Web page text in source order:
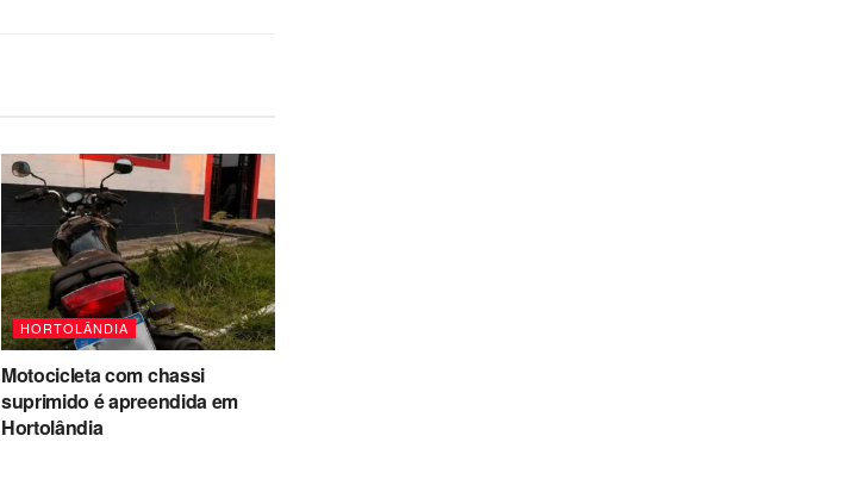
HORTOLÂNDIA
Motocicleta com chassi
suprimido é apreendida em
Hortolândia